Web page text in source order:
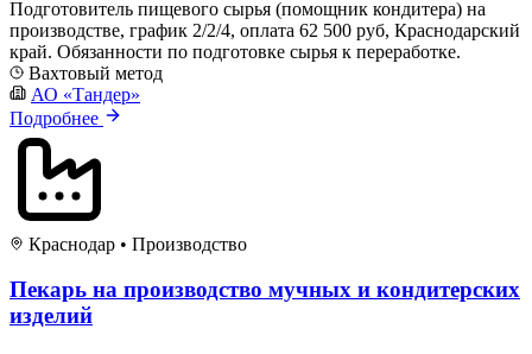
Подготовитель пищевого сырья (помощник кондитера) на
производстве, график 2/2/4, оплата 62 500 руб, Краснодарский
край. Обязанности по подготовке сырья к переработке.
Вахтовый метод
АО «Тандер»
Подробнее
Краснодар • Производство
Пекарь на производство мучных и кондитерских
изделий